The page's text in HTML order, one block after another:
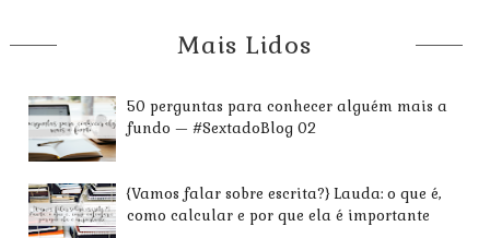
Mais Lidos
50 perguntas para conhecer alguém mais a
fundo — #SextadoBlog 02
{Vamos falar sobre escrita?} Lauda: o que é,
como calcular e por que ela é importante